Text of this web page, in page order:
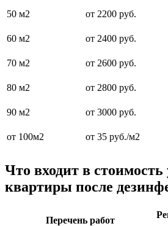
50 м2
от 2200 руб.
60 м2
от 2400 руб.
70 м2
от 2600 руб.
80 м2
от 2800 руб.
90 м2
от 3000 руб.
от 100м2
от 35 руб./м2
Что входит в стоимость
квартиры после
Перечень работ